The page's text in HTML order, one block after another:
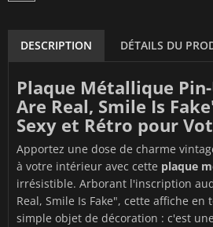
DESCRIPTION DÉTAILS DU
Plaque Métallique
Are Real, Smile Is
Sexy et Rétro pour
Apportez une dose de charme
à votre intérieur avec cette plaque
irrésistible. Arborant l'inscription
Real, Smile Is Fake", cette affiche
simple objet de décoration : c'est